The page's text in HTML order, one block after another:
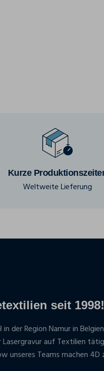
Kurze
Weltweite Lieferung
seit 1998!
der Region Namur in
auf Textilien
unseres Teams machen 4D